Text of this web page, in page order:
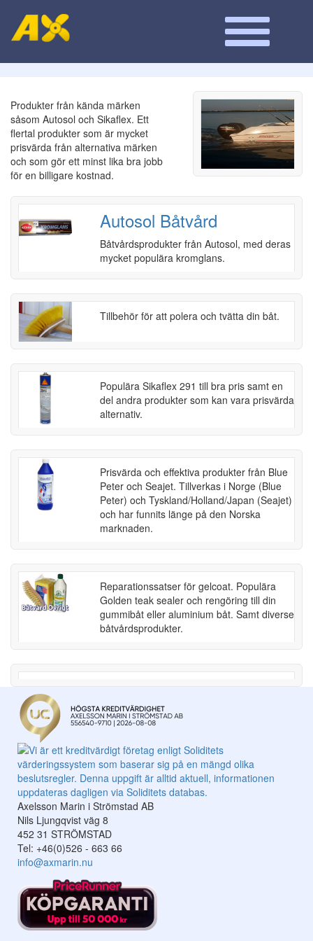
Produkter från kända märken
såsom Autosol och Sikaflex. Ett
flertal produkter som är mycket
prisvärda från alternativa märken
och som gör ett minst lika bra jobb
för en billigare kostnad.
Autosol Båtvård
Båtvårdsprodukter från Autosol, med deras
mycket populära kromglans.
Tillbehör för att polera och tvätta din båt.
Populära Sikaflex 291 till bra pris samt en
del andra produkter som kan vara prisvärda
alternativ.
Prisvärda och effektiva produkter från Blue
Peter och Seajet. Tillverkas i Norge (Blue
Peter) och Tyskland/Holland/Japan (Seajet)
och har funnits länge på den Norska
marknaden.
Reparationssatser för gelcoat. Populära
Golden teak sealer och rengöring till din
gummibåt eller aluminium båt. Samt diverse
båtvårdsprodukter.
Axelsson Marin i Strömstad AB
Nils Ljungqvist väg 8
452 31 STRÖMSTAD
Tel: +46(0)526 - 663 66
info@axmarin.nu